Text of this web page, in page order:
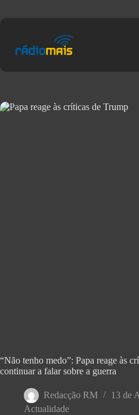
“Não tenho medo”: Papa reage às
continuar a falar sobre a guerra
Redacção RM
13 de
Actualidade